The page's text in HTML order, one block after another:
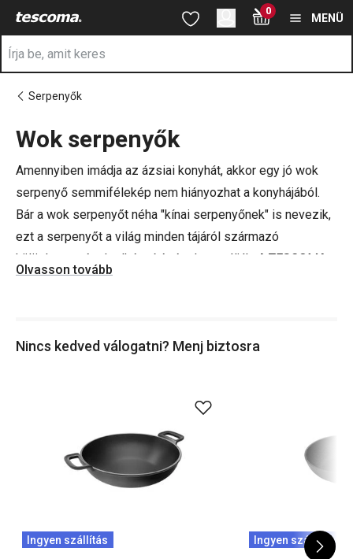
Ugrás a fő tartalomhoz
Ugrás a kereséshez
Ugrás a navigációhoz 0
MENÜ
Serpenyők
Wok serpenyők
Amennyiben imádja az ázsiai konyhát, akkor egy jó wok
serpenyő semmifélekép nem hiányozhat a konyhájából.
Bár a wok serpenyőt néha "kínai serpenyőnek" is nevezik,
ezt a serpenyőt a világ minden tájáról származó
különlegességek elkészítésére használják. A TESCOMA
kínálatában találhat gáz, elektromos vagy indukciós
evőeszközöket és tányérokat, és jöhetnek is a vendégek.
rendelkező wok serpenyőinket is.
Olvasson tovább
Nincs kedved válogatni? Menj biztosra
Ingyen szállítás Ingyen szállítás